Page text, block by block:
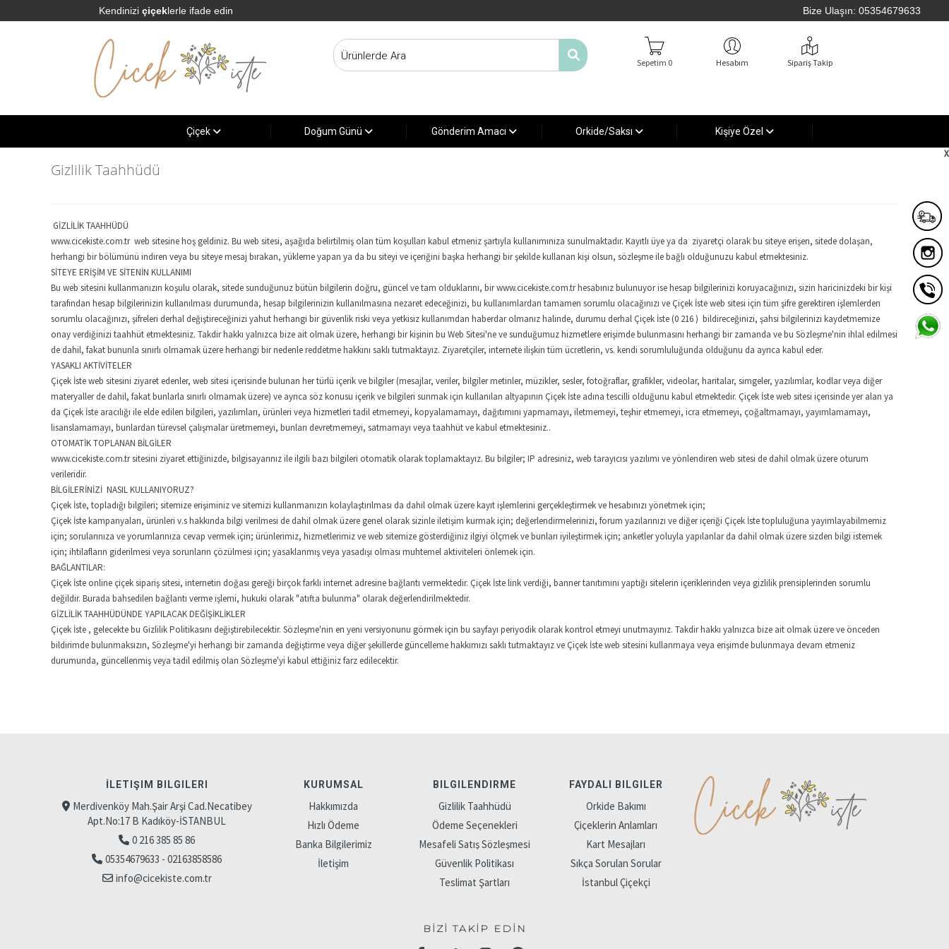
Kendinizi çiçeklerle ifade edin Bize Ulaşın: 05354679633
Sepetim 0 Hesabım Sipariş Takip
Çiçek Doğum Günü Gönderim Amacı Orkide/Saksı Kişiye Özel
Gizlilik Taahhüdü
GİZLİLİK TAAHHÜDÜ
www.cicekiste.com.tr web sitesine hoş geldiniz. Bu web sitesi, aşağıda belirtilmiş olan tüm koşulları kabul etmeniz şartıyla kullanımınıza sunulmaktadır. Kayıtlı üye ya da ziyaretçi olarak bu siteye erişen, sitede dolaşan,
herhangi bir bölümünü indiren veya bu siteye mesaj bırakan, yükleme yapan ya da bu siteyi ve içeriğini başka herhangi bir şekilde kullanan kişi olsun, sözleşme ile bağlı olduğunuzu kabul etmektesiniz.
SİTEYE ERİŞİM VE SİTENİN KULLANIMI
Bu web sitesini kullanmanızın koşulu olarak, sitede sunduğunuz bütün bilgilerin doğru, güncel ve tam olduklarını, bir www.cicekiste.com.tr hesabınız bulunuyor ise hesap bilgilerinizi koruyacağınızı, sizin haricinizdeki bir kişi
tarafından hesap bilgilerinizin kullanılması durumunda, hesap bilgilerinizin kullanılmasına nezaret edeceğinizi, bu kullanımlardan tamamen sorumlu olacağınızı ve Çiçek İste web sitesi için tüm şifre gerektiren işlemlerden
sorumlu olacağınızı, şifreleri derhal değiştireceğinizi yahut herhangi bir güvenlik riski veya yetkisiz kullanımdan haberdar olmanız halinde, durumu derhal Çiçek İste (0 216 ) bildireceğinizi, şahsi bilgilerinizi kaydetmemize
onay verdiğinizi taahhüt etmektesiniz. Takdir hakkı yalnızca bize ait olmak üzere, herhangi bir kişinin bu Web Sitesi'ne ve sunduğumuz hizmetlere erişimde bulunmasını herhangi bir zamanda ve bu Sözleşme'nin ihlal edilmesi
de dahil, fakat bununla sınırlı olmamak üzere herhangi bir nedenle reddetme hakkını saklı tutmaktayız. Ziyaretçiler, internete ilişkin tüm ücretlerin, vs. kendi sorumluluğunda olduğunu da ayrıca kabul eder.
YASAKLI AKTİVİTELER
Çiçek İste web sitesini ziyaret edenler, web sitesi içerisinde bulunan her türlü içerik ve bilgiler (mesajlar, veriler, bilgiler metinler, müzikler, sesler, fotoğraflar, grafikler, videolar, haritalar, simgeler, yazılımlar, kodlar veya diğer
materyaller de dahil, fakat bunlarla sınırlı olmamak üzere) ve ayrıca söz konusu içerik ve bilgileri sunmak için kullanılan altyapının Çiçek İste adına tescilli olduğunu kabul etmektedir. Çiçek İste web sitesi içerisinde yer alan ya
da Çiçek İste aracılığı ile elde edilen bilgileri, yazılımları, ürünleri veya hizmetleri tadil etmemeyi, kopyalamamayı, dağıtımını yapmamayı, iletmemeyi, teşhir etmemeyi, icra etmemeyi, çoğaltmamayı, yayımlamamayı,
lisanslamamayı, bunlardan türevsel çalışmalar üretmemeyi, bunları devretmemeyi, satmamayı veya taahhüt ve kabul etmektesiniz..
OTOMATİK TOPLANAN BİLGİLER
www.cicekiste.com.tr sitesini ziyaret ettiğinizde, bilgisayarınız ile ilgili bazı bilgileri otomatik olarak toplamaktayız. Bu bilgiler; IP adresiniz, web tarayıcısı yazılımı ve yönlendiren web sitesi de dahil olmak üzere oturum
verileridir.
BİLGİLERİNİZİ NASIL KULLANIYORUZ?
Çiçek İste, topladığı bilgileri; sitemize erişiminiz ve sitemizi kullanmanızın kolaylaştırılması da dahil olmak üzere kayıt işlemlerini gerçekleştirmek ve hesabınızı yönetmek için;
Çiçek İste kampanyaları, ürünleri v.s hakkında bilgi verilmesi de dahil olmak üzere genel olarak sizinle iletişim kurmak için; değerlendirmelerinizi, forum yazılarınızı ve diğer içeriği Çiçek İste topluluğuna yayımlayabilmemiz
için; sorularınıza ve yorumlarınıza cevap vermek için; ürünlerimiz, hizmetlerimiz ve web sitemize gösterdiğiniz ilgiyi ölçmek ve bunları iyileştirmek için; anketler yoluyla yapılanlar da dahil olmak üzere sizden bilgi istemek
için; ihtilafların giderilmesi veya sorunların çözülmesi için; yasaklanmış veya yasadışı olması muhtemel aktiviteleri önlemek için.
BAĞLANTILAR:
Çiçek İste online çiçek sipariş sitesi, internetin doğası gereği birçok farklı internet adresine bağlantı vermektedir. Çiçek İste link verdiği, banner tanıtımını yaptığı sitelerin içeriklerinden veya gizlilik prensiplerinden sorumlu
değildir. Burada bahsedilen bağlantı verme işlemi, hukuki olarak "atıfta bulunma" olarak değerlendirilmektedir.
GİZLİLİK TAAHHÜDÜNDE YAPILACAK DEĞİŞİKLİKLER
Çiçek İste , gelecekte bu Gizlilik Politikasını değiştirebilecektir. Sözleşme'nin en yeni versiyonunu görmek için bu sayfayı periyodik olarak kontrol etmeyi unutmayınız. Takdir hakkı yalnızca bize ait olmak üzere ve önceden
bildirimde bulunmaksızın, Sözleşme'yi herhangi bir zamanda değiştirme veya diğer şekillerde güncelleme hakkımızı saklı tutmaktayız ve Çiçek İste web sitesini kullanmaya veya erişimde bulunmaya devam etmeniz
durumunda, güncellenmiş veya tadil edilmiş olan Sözleşme'yi kabul ettiğiniz farz edilecektir.
İLETIŞIM BILGILERI
Merdivenköy Mah.Şair Arşi Cad.Necatibey
Apt.No:17 B Kadıköy-İSTANBUL
0 216 385 85 86
05354679633 - 02163858586
info@cicekiste.com.tr
KURUMSAL
Hakkımızda
Hızlı Ödeme
Banka Bilgilerimiz
İletişim
BILGILENDIRME
Gizlilik Taahhüdü
Ödeme Seçenekleri
Mesafeli Satış Sözleşmesi
Güvenlik Politikası
Teslimat Şartları
FAYDALI BILGILER
Orkide Bakımı
Çiçeklerin Anlamları
Kart Mesajları
Sıkça Sorulan Sorular
İstanbul Çiçekçi
BİZİ TAKİP EDİN